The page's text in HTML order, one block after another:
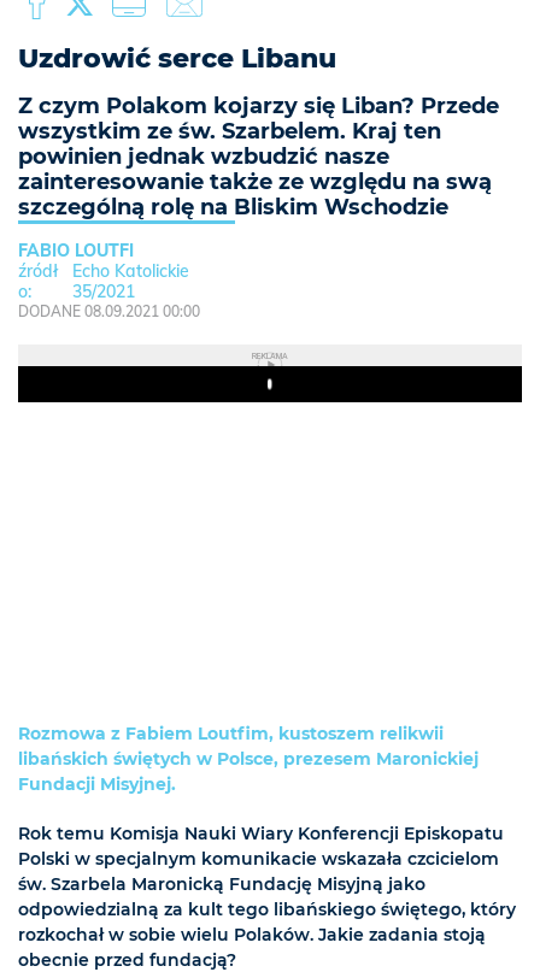
Uzdrowić serce Libanu
Z czym Polakom kojarzy się Liban? Przede
wszystkim ze św. Szarbelem. Kraj ten
powinien jednak wzbudzić nasze
zainteresowanie także ze względu na swą
szczególną rolę na Bliskim Wschodzie
FABIO LOUTFI
Echo Katolickie
35/2021
DODANE 08.09.2021 00:00
REKLAMA
Play
Rozmowa z Fabiem Loutfim, kustoszem relikwii
libańskich świętych w Polsce, prezesem Maronickiej
Fundacji Misyjnej.
Rok temu Komisja Nauki Wiary Konferencji Episkopatu
Polski w specjalnym komunikacie wskazała czcicielom
św. Szarbela Maronicką Fundację Misyjną jako
odpowiedzialną za kult tego libańskiego świętego, który
rozkochał w sobie wielu Polaków. Jakie zadania stoją
obecnie przed fundacją?